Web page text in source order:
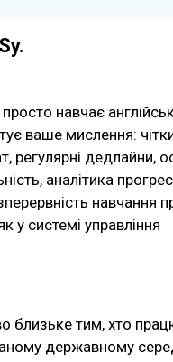
навчає
ваше мислення:
регулярні дедлайни,
аналітика
навчання
у системі управління
близьке тим, хто
державному